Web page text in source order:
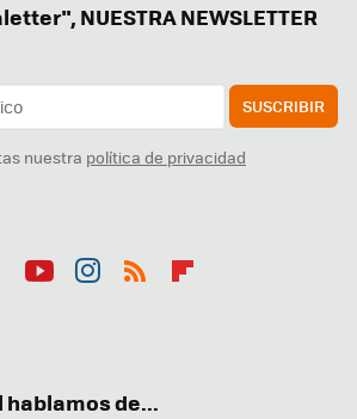
NUESTRA NEWSLETTER
SUSCRIBIR
nuestra política de privacidad
hablamos de...